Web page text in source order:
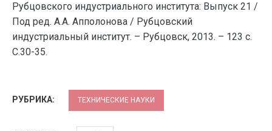
Рубцовского индустриального института: Выпуск 21 /
Под ред. А.А. Апполонова / Рубцовский
индустриальный институт. – Рубцовск, 2013. – 123 с.
С.30-35.
РУБРИКА: ТЕХНИЧЕСКИЕ НАУКИ